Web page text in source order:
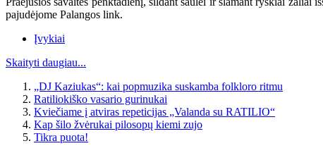
pajudėjome Palangos link.
Įvykiai
Skaityti daugiau...
„DJ Kaziukas“: kai popmuzika suskamba folkloro ritmu
Ratiliokiško vasario gurinukai
Kviečiame į atviras repeticijas „Valanda su RATILIO“
Kap šilo žvėrukai pilosopų kiemi zujo
Tikra puota!